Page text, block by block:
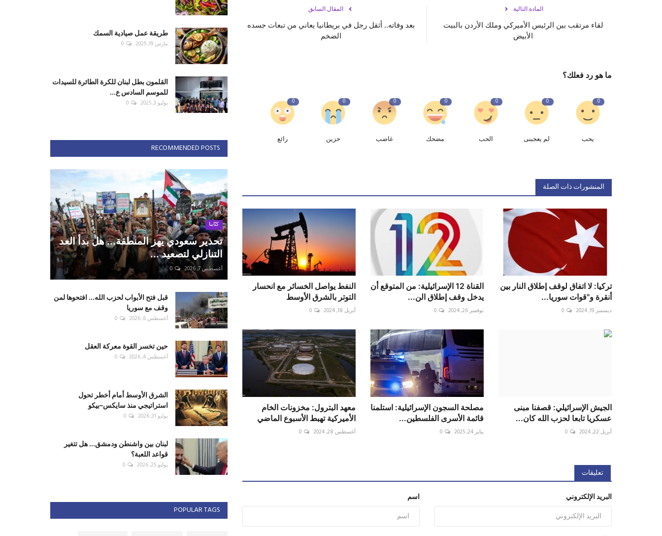
المقال السابق
بعد وفاته.. أثقل رجل في بريطانيا يعاني من تبعات جسده
الضخم
المادة التالية
لقاء مرتقب بين الرئيس الأميركي وملك الأردن بالبيت
الأبيض
ما هو رد فعلك؟
0
يحب
0
لم يعجبنى
0
الحب
0
مضحك
0
غاضب
0
حزين
0
رائع
المنشورات ذات الصلة
تركيا: لا اتفاق لوقف إطلاق النار بين
أنقرة و"قوات سوريا...
ديسمبر 19, 2024 0
القناة 12 الإسرائيلية: من المتوقع أن
يدخل وقف إطلاق الن...
نوفمبر 26, 2024 0
النفط يواصل الخسائر مع انحسار
التوتر بالشرق الأوسط
أبريل 18, 2024 0
الجيش الإسرائيلي: قصفنا مبنى
عسكريا تابعا لحزب الله كان...
أبريل 22, 2024 0
مصلحة السجون الإسرائيلية: استلمنا
قائمة الأسرى الفلسطين...
يناير 24, 2025 0
معهد البترول: مخزونات الخام
الأميركية تهبط الأسبوع الماضي
أغسطس 28, 2024 0
تعليقات
اسم البريد الإلكتروني
طريقة عمل صيادية السمك
مارس 19, 2025 0
القلمون بطل لبنان للكرة الطائرة للسيدات
للموسم السادس ع...
يوليو 3, 2025 0
RECOMMENDED POSTS
كتّابنا
تحذير سعودي يهز المنطقة... هل بدأ العد
التنازلي لتصعيد ...
أغسطس 7, 2026 0
قبل فتح الأبواب لحزب الله... افتحوها لمن
وقف مع سوريا
أغسطس 6, 2026 0
حين تخسر القوة معركة العقل
أغسطس 4, 2026 0
الشرق الأوسط أمام أخطر تحول
استراتيجي منذ سايكس–بيكو
يوليو 31, 2026 0
لبنان بين واشنطن ودمشق... هل تتغير
قواعد اللعبة؟
يوليو 25, 2026 0
POPULAR TAGS